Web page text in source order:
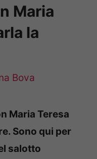
Maria
la
Bova
Maria Teresa
Sono qui per
salotto